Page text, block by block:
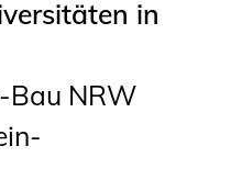
für
in
Bau NRW